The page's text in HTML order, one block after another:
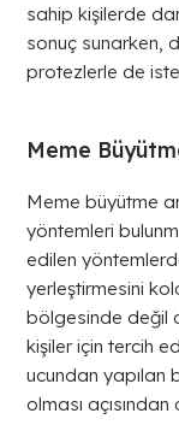
sahip kişilerde
sonuç sunarken,
protezlerle de
Meme
Meme büyütme
yöntemleri
edilen
yerleştirmesini
bölgesinde değil
kişiler için tercih
ucundan yapılan
olması